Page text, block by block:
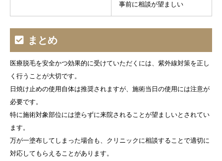
事前に相談が望ましい
まとめ
医療脱毛を安全かつ効果的に受けていただくには、紫外線対策を正し
く行うことが大切です。
日焼け止めの使用自体は推奨されますが、施術当日の使用には注意が
必要です。
特に施術対象部位には塗らずに来院されることが望ましいとされてい
ます。
万が一塗布してしまった場合も、クリニックに相談することで適切に
対応してもらえることがあります。